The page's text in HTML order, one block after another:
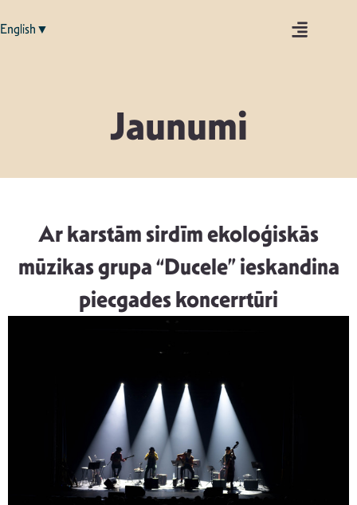
English▼
Jaunumi
Ar karstām sirdīm ekoloģiskās
mūzikas grupa “Ducele” ieskandina
piecgades koncerrtūri